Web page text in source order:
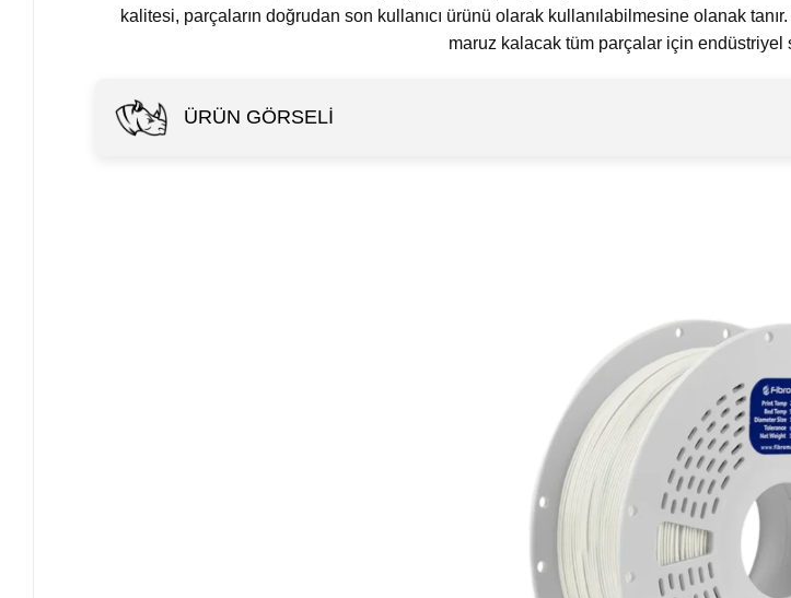
kalitesi, parçaların doğrudan son kullanıcı ürünü olarak kullanılabilmesine olanak
maruz kalacak tüm parçalar için endüstriyel
ÜRÜN GÖRSELI